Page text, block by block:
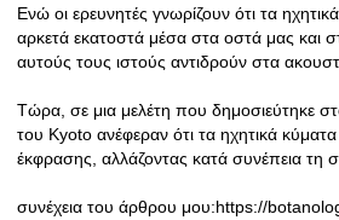
Ενώ οι ερευνητές γνωρίζουν ότι τα
αρκετά εκατοστά μέσα στα οστά μας και
αυτούς τους ιστούς αντιδρούν στα
Τώρα, σε μια μελέτη που δημοσιεύτηκε
του Kyoto ανέφεραν ότι τα ηχητικά
έκφρασης, αλλάζοντας κατά συνέπεια τη
συνέχεια του άρθρου μου:https://